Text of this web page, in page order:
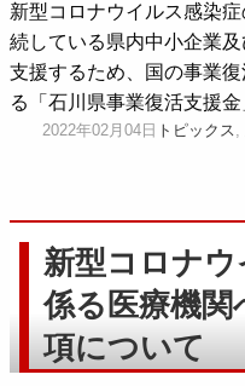
新型コロナウイルス感染
続している県内中小企業
支援するため、国の事業
る「石川県事業復活支援金
2022年02月04日 トピックス,
新型コロナ
係る医療機関
項について